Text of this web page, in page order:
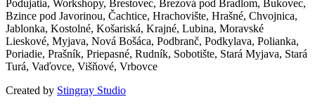
Created by Stingray Studio